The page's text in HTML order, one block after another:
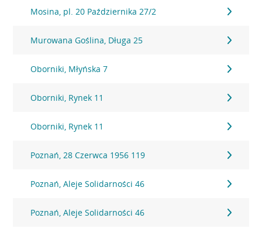
Mosina, pl. 20 Października 27/2
Murowana Goślina, Długa 25
Oborniki, Młyńska 7
Oborniki, Rynek 11
Oborniki, Rynek 11
Poznań, 28 Czerwca 1956 119
Poznań, Aleje Solidarności 46
Poznań, Aleje Solidarności 46